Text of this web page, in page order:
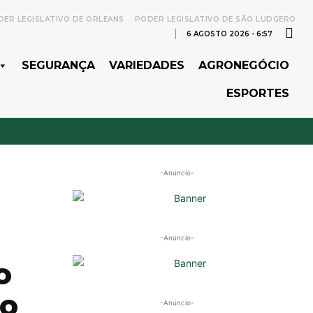
LEGISLATIVO DE ORLEANS
PODER LEGISLATIVO DE SÃO LUDGERO
6 AGOSTO 2026 - 6:57
SEGURANÇA VARIEDADES AGRONEGÓCIO
ESPORTES
-Anúncio-
-Anúncio-
-Anúncio-